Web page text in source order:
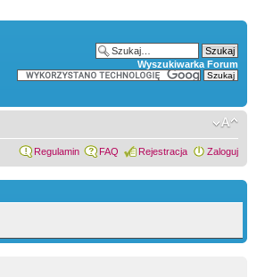
Wyszukiwarka Forum
Regulamin FAQ Rejestracja Zaloguj